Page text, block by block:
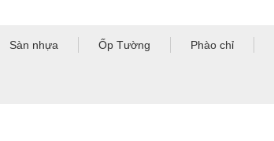
Sàn nhựa Ốp Tường Phào chỉ